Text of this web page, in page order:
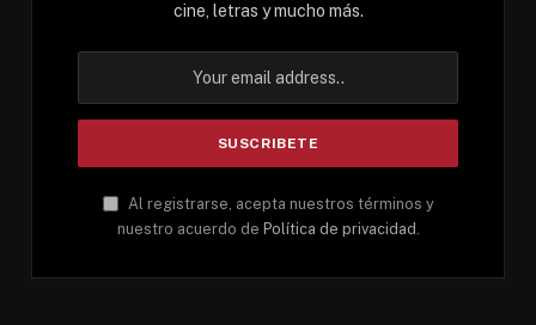
cine, letras y mucho más.
Al registrarse, acepta nuestros términos y
nuestro acuerdo de Política de privacidad .